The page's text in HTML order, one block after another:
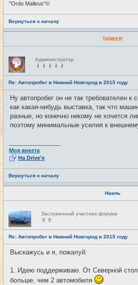
"Ordo Malleus"©
Вернуться к началу
TANKER
Н
е
в
с
е
т
и
Администратор
Re: Автопробег в Нижний Новгород в 2015 году
Ну автопробег он не так требователен к
как какая-нибудь выставка, так что
разные, но конечно никому не хочется
поэтому минимальные усилия к
Моя анкета
На Drive'e
Вернуться к началу
Наиль
Н
е
в
с
е
т
и
Заслуженный участник форума
Re: Автопробег в Нижний Новгород в 2015 году
Выскажусь и я, пожалуй:
1. Идею поддерживаю. От Северной
больше, чем 2 автомобиля